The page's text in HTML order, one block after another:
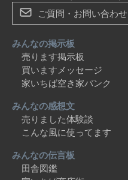
ご質問・お問い合わせ
みんなの掲示板
売ります掲示板
買いますメッセージ
家いちば空き家バンク
みんなの感想文
売りました体験談
こんな風に使ってます
みんなの伝言板
田舎図鑑